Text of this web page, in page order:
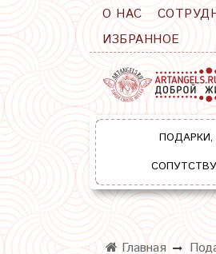
О НАС
ИЗБРАННОЕ
Главная